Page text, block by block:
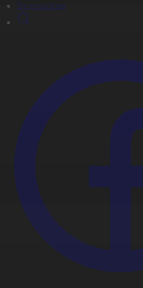
Видеоархив